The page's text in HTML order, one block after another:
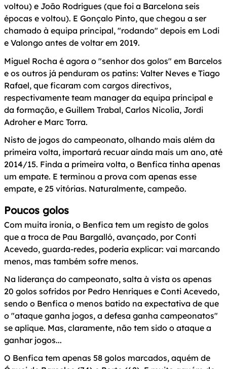
voltou) e João Rodrigues (que foi a Barcelona seis
épocas e voltou). E Gonçalo Pinto, que chegou a ser
chamado à equipa principal, "rodando" depois em Lodi
e Valongo antes de voltar em 2019.
Miguel Rocha é agora o "senhor dos golos" em Barcelos
e os outros já penduram os patins: Valter Neves e Tiago
Rafael, que ficaram com cargos directivos,
respectivamente team manager da equipa principal e
da formação, e Guillem Trabal, Carlos Nicolia, Jordi
Adroher e Marc Torra.
Nisto de jogos do campeonato, olhando mais além da
primeira volta, importará recuar ainda mais um ano, até
2014/15. Finda a primeira volta, o Benfica tinha apenas
um empate. E terminou a prova com apenas esse
empate, e 25 vitórias. Naturalmente, campeão.
Poucos golos
Com muita ironia, o Benfica tem um registo de golos
que a troca de Pau Bargalló, avançado, por Conti
Acevedo, guarda-redes, poderia explicar: vai marcando
menos, mas também sofre menos.
Na liderança do campeonato, salta à vista os apenas
20 golos sofridos por Pedro Henriques e Conti Acevedo,
sendo o Benfica o menos batido na expectativa de que
o "ataque ganha jogos, a defesa ganha campeonatos"
se aplique. Mas, claramente, não tem sido o ataque a
ganhar jogos...
O Benfica tem apenas 58 golos marcados, aquém de